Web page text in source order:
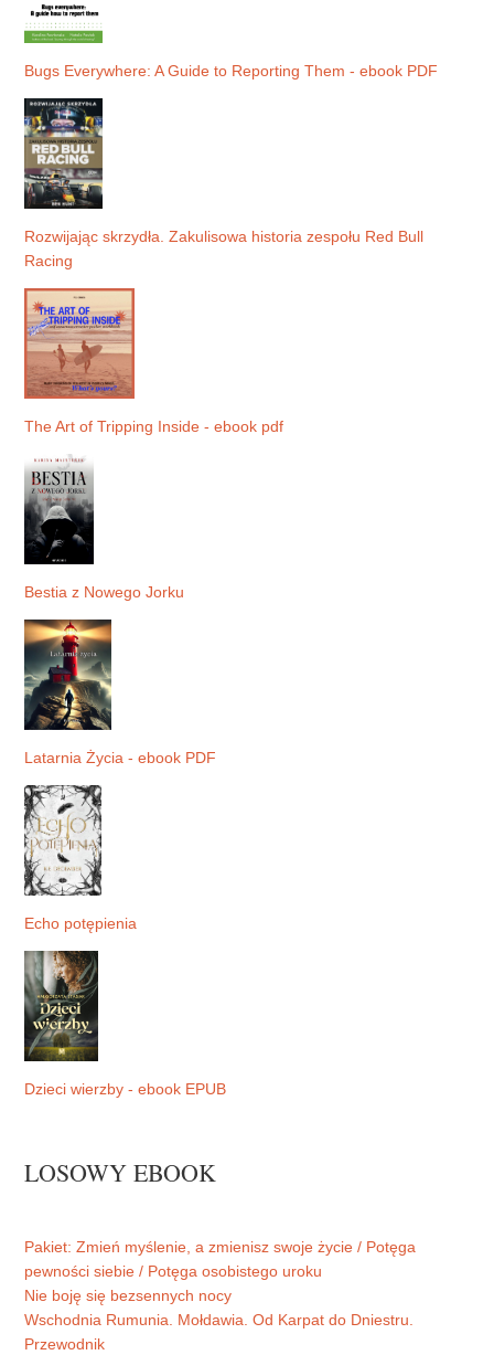
Bugs Everywhere: A Guide to Reporting Them - ebook PDF
Rozwijając skrzydła. Zakulisowa historia zespołu Red Bull
Racing
The Art of Tripping Inside - ebook pdf
Bestia z Nowego Jorku
Latarnia Życia - ebook PDF
Echo potępienia
Dzieci wierzby - ebook EPUB
LOSOWY EBOOK
Pakiet: Zmień myślenie, a zmienisz swoje życie / Potęga
pewności siebie / Potęga osobistego uroku
Nie boję się bezsennych nocy
Wschodnia Rumunia. Mołdawia. Od Karpat do Dniestru.
Przewodnik